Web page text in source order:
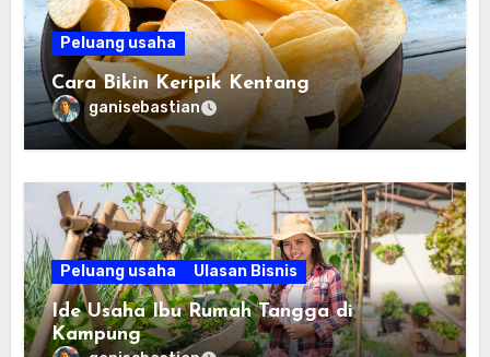
Peluang usaha
Cara Bikin Keripik Kentang
ganisebastian
Peluang usaha Ulasan Bisnis
Ide Usaha Ibu Rumah Tangga di
Kampung